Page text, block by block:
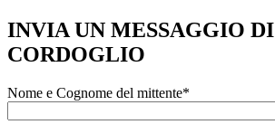
INVIA UN MESSAGGIO DI
CORDOGLIO
Nome e Cognome del mittente*